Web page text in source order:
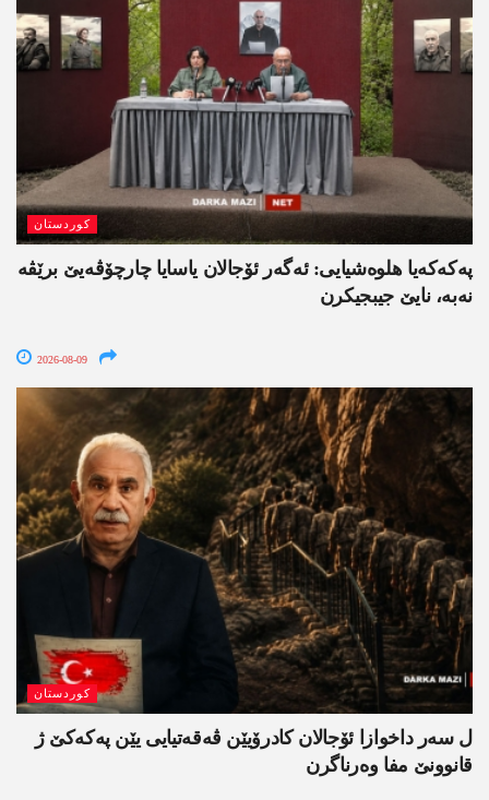
کوردستان
په‌كه‌كه‌یا هلوه‌شیایی: ئەگەر ئۆجالان یاسایا چارچۆڤەیێ برێڤە
نه‌به‌، نایێ جیبجیکرن
2026-08-09
کوردستان
ل سەر داخوازا ئۆجالان کادرۆیێن ڤەقەتیایی یێن پەکەکێ ژ
قانوونێ مفا وەرناگرن